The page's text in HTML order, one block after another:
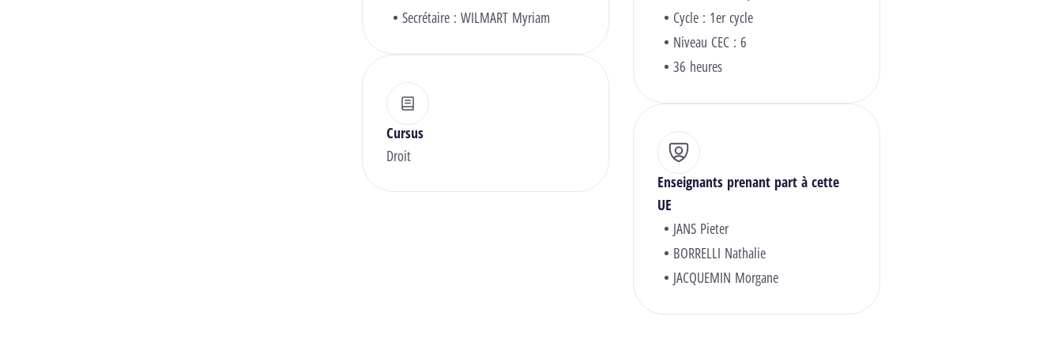
Secrétaire :WILMART Myriam
Cycle : 1er cycle
Niveau CEC : 6
36 heures
Cursus
Droit
Enseignants prenant part à cette
UE
JANS Pieter
BORRELLI Nathalie
JACQUEMIN Morgane